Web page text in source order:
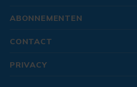
ABONNEMENTEN
CONTACT
PRIVACY